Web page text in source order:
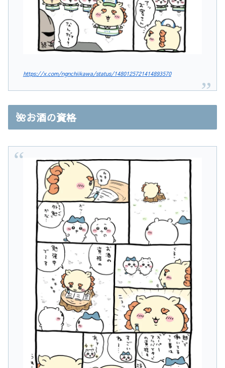
https://x.com/ngnchiikawa/status/1480125721414893570
🌺お酒の資格